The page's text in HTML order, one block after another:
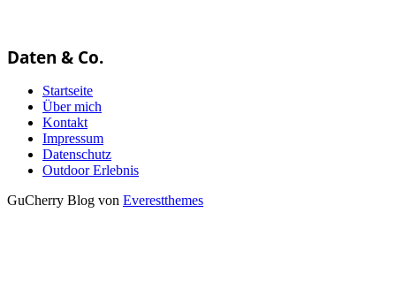
Daten & Co.
Startseite
Über mich
Kontakt
Impressum
Datenschutz
Outdoor Erlebnis
GuCherry Blog von Everestthemes